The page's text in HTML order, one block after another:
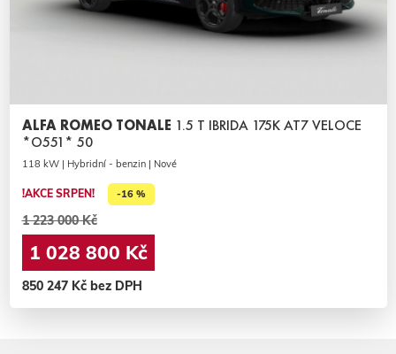
ALFA ROMEO TONALE 1.5 T IBRIDA 175K AT7 VELOCE
*O551* 50
118 kW | Hybridní - benzin | Nové
!AKCE SRPEN! -16 %
1 223 000 Kč
1 028 800 Kč
850 247 Kč bez DPH